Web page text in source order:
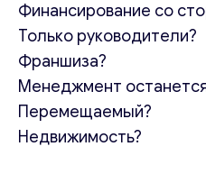
Финансирование со
Только руководители?
Франшиза?
Менеджмент
Перемещаемый?
Недвижимость?